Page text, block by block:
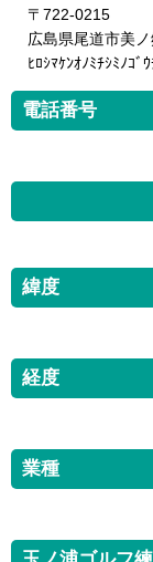
〒722-0215
広島県尾道市美
ﾋﾛｼﾏｹﾝｵﾉﾐﾁｼﾐﾉｺﾞ
電話番号
緯度
経度
業種